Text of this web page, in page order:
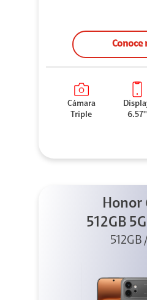
Conoce
Cámara
Triple
6.57''
Honor
512GB
+
512GB